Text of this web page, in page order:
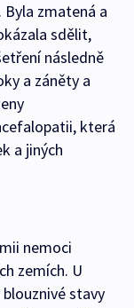
zmatená a
sdělit,
následně
a záněty a
která
a jiných
nemoci
zemích. U
stavy